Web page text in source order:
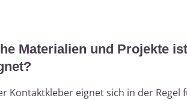
Materialien und Projekte
Kontaktkleber eignet sich in der